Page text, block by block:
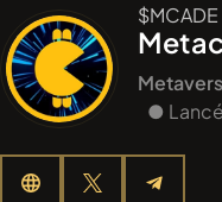
$MCADE
●